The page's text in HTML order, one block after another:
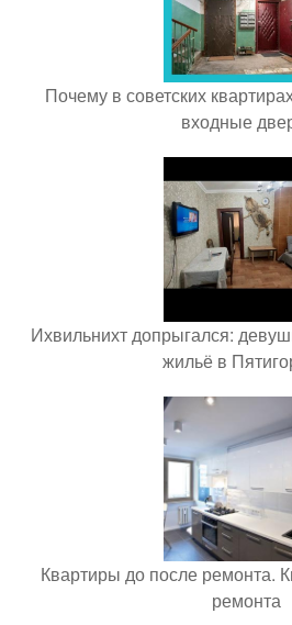
Почему в советских
входные
Ихвильнихт допрыгался:
жильё в
Квартиры до после ремонта.
ремонта